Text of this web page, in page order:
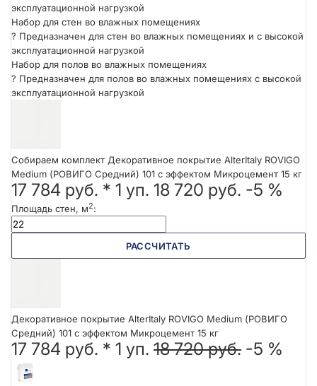
эксплуатационной нагрузкой
Набор для стен во влажных помещениях
? Предназначен для стен во влажных помещениях и с высокой
эксплуатационной нагрузкой
Набор для полов во влажных помещениях
? Предназначен для полов во влажных помещениях с высокой
эксплуатационной нагрузкой
Собираем комплект Декоративное покрытие AlterItaly ROVIGO
Medium (РОВИГО Средний) 101 с эффектом Микроцемент 15 кг
17 784 руб. * 1 уп. 18 720 руб. -5 %
Площадь стен, м2:
РАССЧИТАТЬ
Декоративное покрытие AlterItaly ROVIGO Medium (РОВИГО
Средний) 101 с эффектом Микроцемент 15 кг
17 784 руб. * 1 уп. 18 720 руб. -5 %